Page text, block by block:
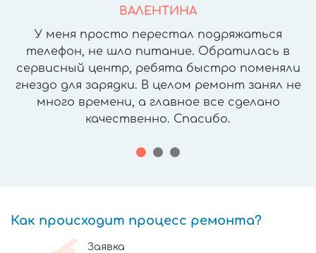
ВАЛЕНТИНА
У меня просто перестал подряжаться
телефон, не шло питание. Обратилась в
сервисный центр, ребята быстро поменяли
гнездо для зарядки. В целом ремонт занял не
много времени, а главное все сделано
качественно. Спасибо.
Как происходит процесс ремонта?
Заявка